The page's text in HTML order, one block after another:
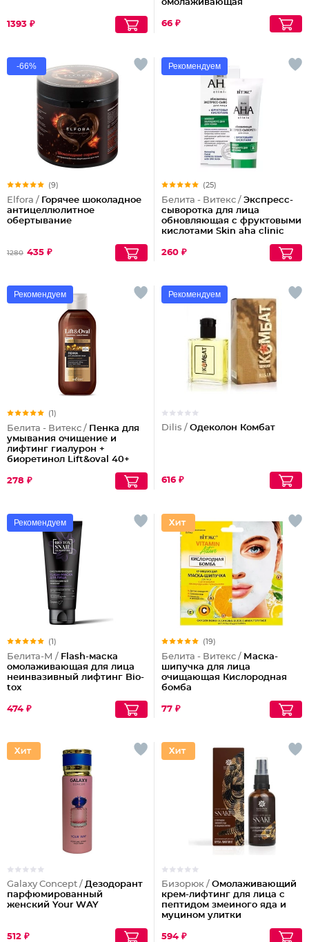
1393 ₽
омолаживающая
66 ₽
-66%
(9)
Elfora / Горячее шоколадное
антицеллюлитное
обертывание
1280 435 ₽
Рекомендуем
(25)
Белита - Витекс / Экспресс-
сыворотка для лица
обновляющая с фруктовыми
кислотами Skin aha clinic
260 ₽
Рекомендуем
(1)
Белита - Витекс / Пенка для
умывания очищение и
лифтинг гиалурон +
биоретинол Lift&oval 40+
278 ₽
Рекомендуем
Dilis / Одеколон Комбат
616 ₽
Рекомендуем
(1)
Белита-М / Flash-маска
омолаживающая для лица
неинвазивный лифтинг Bio-
tox
474 ₽
(19)
Белита - Витекс / Маска-
шипучка для лица
очищающая Кислородная
бомба
77 ₽
Galaxy Concept / Дезодорант
парфюмированный
женский Your WAY
512 ₽
Бизорюк / Омолаживающий
крем-лифтинг для лица с
пептидом змеиного яда и
муцином улитки
594 ₽